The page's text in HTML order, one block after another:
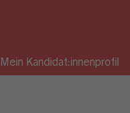
Mein Kandidat:innenprofil